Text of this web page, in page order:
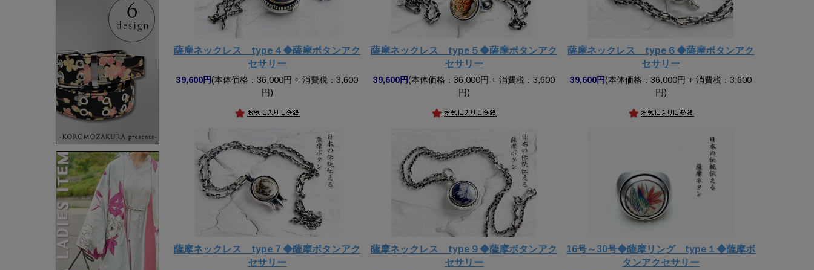
薩摩ネックレス type４◆薩摩ボタンアク
セサリー
39,600円(本体価格：36,000円 + 消費税：3,600
円)
薩摩ネックレス type５◆薩摩ボタンアク
セサリー
39,600円(本体価格：36,000円 + 消費税：3,600
円)
薩摩ネックレス type６◆薩摩ボタンアク
セサリー
39,600円(本体価格：36,000円 + 消費税：3,600
円)
薩摩ネックレス type７◆薩摩ボタンアク
セサリー
薩摩ネックレス type９◆薩摩ボタンアク
セサリー
16号～30号◆薩摩リング type１◆薩摩ボ
タンアクセサリー